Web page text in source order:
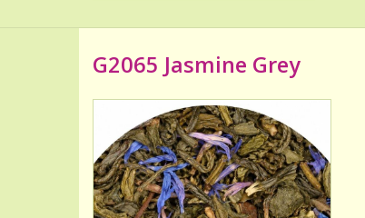
G2065 Jasmine Grey